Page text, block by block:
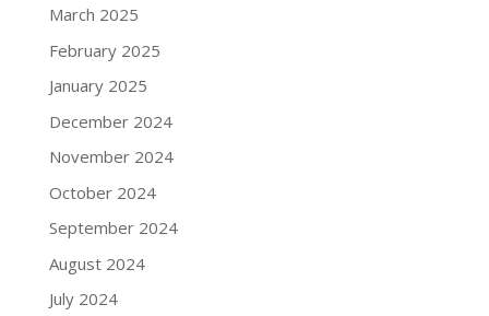
March 2025
February 2025
January 2025
December 2024
November 2024
October 2024
September 2024
August 2024
July 2024